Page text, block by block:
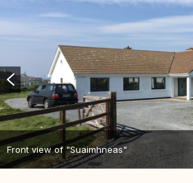
Front view of "Suaimhneas"